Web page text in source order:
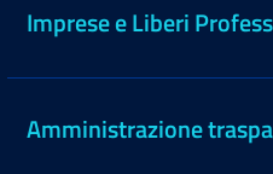
Imprese e Liberi
Amministrazione